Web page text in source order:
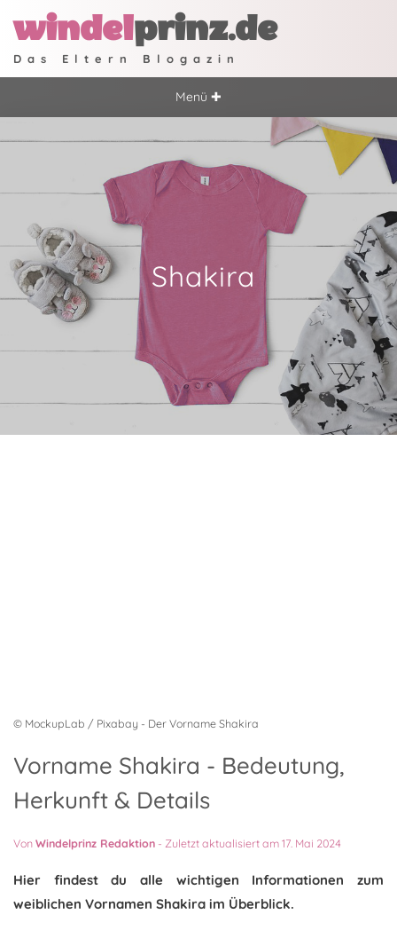
windelprinz.de
Das Eltern Blogazin
Menü ✚
Shakira
© MockupLab / Pixabay - Der Vorname Shakira
Vorname Shakira - Bedeutung,
Herkunft & Details
VonWindelprinz Redaktion - Zuletzt aktualisiert am 17. Mai 2024
Hier findest du alle wichtigen Informationen zum
weiblichen Vornamen Shakira im Überblick.